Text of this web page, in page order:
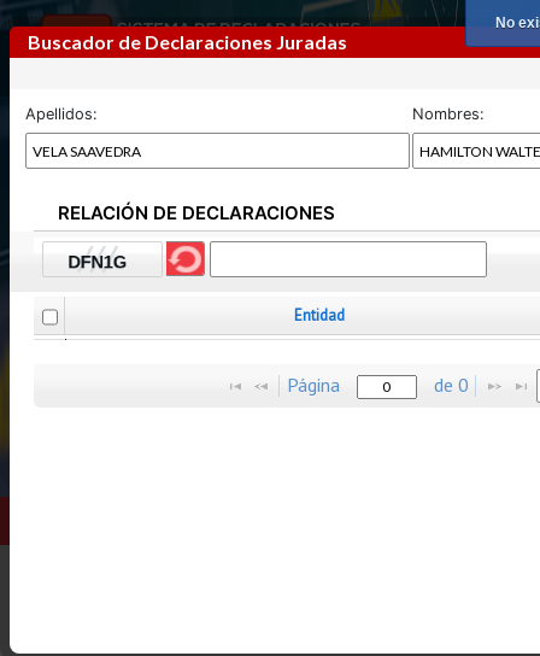
Previous
Buscador de Declaraciones Juradas
Apellidos: Nombres:
RELACIÓN DE DECLARACIONES
Entidad
Página de 0
No